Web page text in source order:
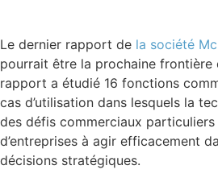
Le dernier rapport de la société
pourrait être la prochaine
rapport a étudié 16 fonctions
cas d’utilisation dans lesquels la
des défis commerciaux
d’entreprises à agir efficacement
décisions stratégiques.